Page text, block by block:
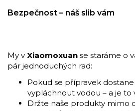
Bezpečnost – náš slib vám
My v Xiaomoxuan se staráme o
pár jednoduchých rad:
Pokud se přípravek dostane
vypláchnout vodou – a je to
Držte naše produkty mimo